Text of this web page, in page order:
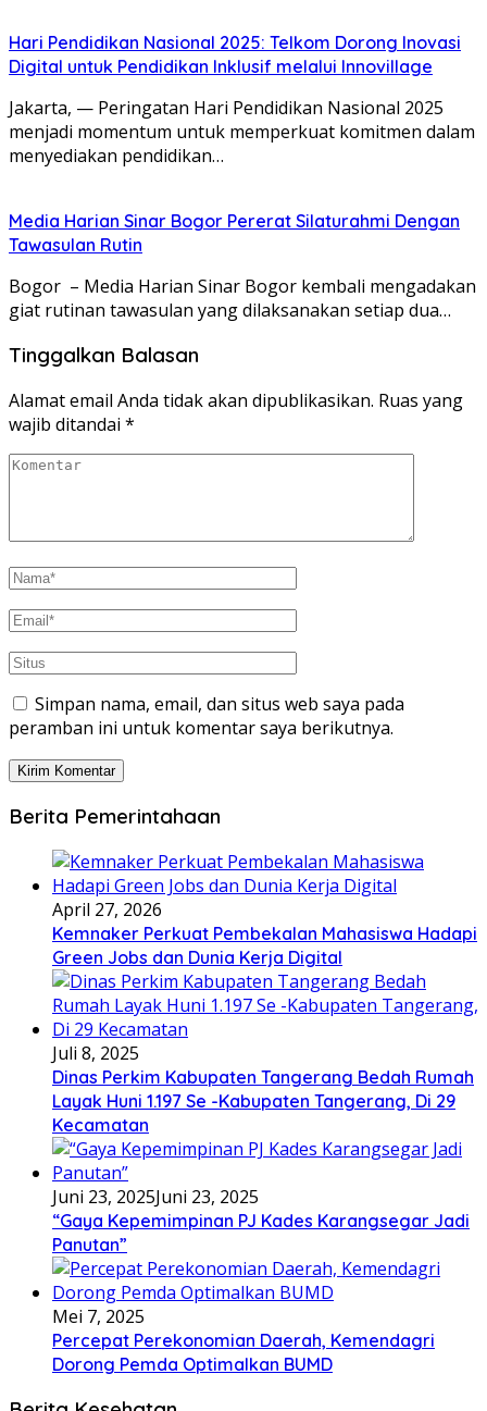
Hari Pendidikan Nasional 2025: Telkom Dorong Inovasi
Digital untuk Pendidikan Inklusif melalui Innovillage
Jakarta, — Peringatan Hari Pendidikan Nasional 2025
menjadi momentum untuk memperkuat komitmen dalam
menyediakan pendidikan…
Media Harian Sinar Bogor Pererat Silaturahmi Dengan
Tawasulan Rutin
Bogor – Media Harian Sinar Bogor kembali mengadakan
giat rutinan tawasulan yang dilaksanakan setiap dua…
Tinggalkan Balasan
Alamat email Anda tidak akan dipublikasikan. Ruas yang
wajib ditandai *
Simpan nama, email, dan situs web saya pada
peramban ini untuk komentar saya berikutnya.
Berita Pemerintahaan
April 27, 2026
Kemnaker Perkuat Pembekalan Mahasiswa Hadapi
Green Jobs dan Dunia Kerja Digital
Juli 8, 2025
Dinas Perkim Kabupaten Tangerang Bedah Rumah
Layak Huni 1.197 Se -Kabupaten Tangerang, Di 29
Kecamatan
Juni 23, 2025Juni 23, 2025
“Gaya Kepemimpinan PJ Kades Karangsegar Jadi
Panutan”
Mei 7, 2025
Percepat Perekonomian Daerah, Kemendagri
Dorong Pemda Optimalkan BUMD